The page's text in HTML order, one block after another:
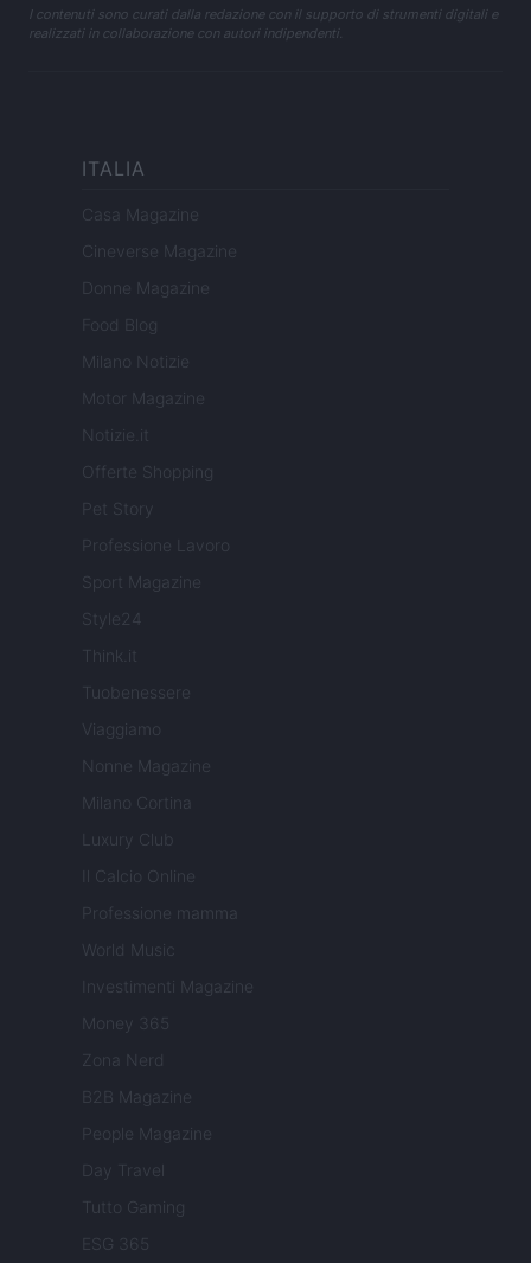
I contenuti sono curati dalla redazione con il supporto di strumenti digitali e
realizzati in collaborazione con autori indipendenti.
ITALIA
Casa Magazine
Cineverse Magazine
Donne Magazine
Food Blog
Milano Notizie
Motor Magazine
Notizie.it
Offerte Shopping
Pet Story
Professione Lavoro
Sport Magazine
Style24
Think.it
Tuobenessere
Viaggiamo
Nonne Magazine
Milano Cortina
Luxury Club
Il Calcio Online
Professione mamma
World Music
Investimenti Magazine
Money 365
Zona Nerd
B2B Magazine
People Magazine
Day Travel
Tutto Gaming
ESG 365